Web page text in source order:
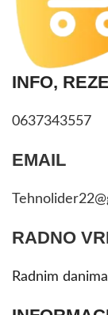
INFO,
0637343557
EMAIL
RADNO
Radnim